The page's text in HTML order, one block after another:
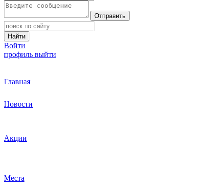
Отправить
Найти
Войти
профиль выйти
Главная
Новости
Акции
Места